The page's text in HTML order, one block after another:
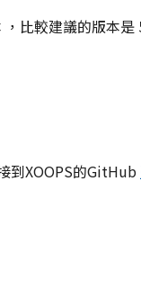
比較建議的版本
到XOOPS的GitHub